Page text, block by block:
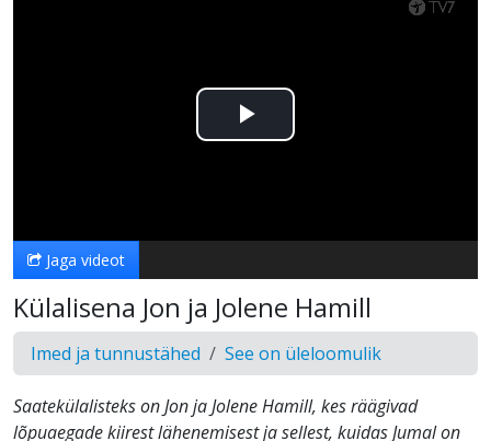
Esita
Jaga videot
Külalisena Jon ja Jolene Hamill
Imed ja tunnustähed See on üleloomulik
Saatekülalisteks on Jon ja Jolene Hamill, kes räägivad
lõpuaegade kiirest lähenemisest ja sellest, kuidas Jumal on